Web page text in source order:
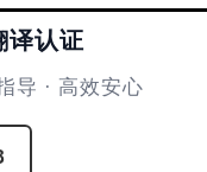
译认证
导 · 高效安心